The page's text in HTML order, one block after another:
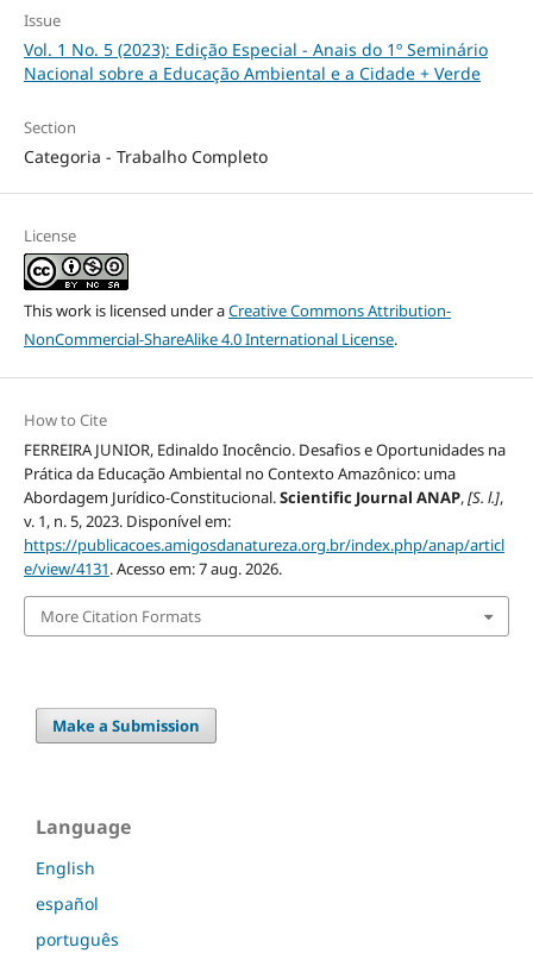
Issue
Vol. 1 No. 5 (2023): Edição Especial - Anais do 1º Seminário
Nacional sobre a Educação Ambiental e a Cidade + Verde
Section
Categoria - Trabalho Completo
License
This work is licensed under aCreative Commons Attribution-
NonCommercial-ShareAlike 4.0 International License.
How to Cite
FERREIRA JUNIOR, Edinaldo Inocêncio. Desafios e Oportunidades na
Prática da Educação Ambiental no Contexto Amazônico: uma
Abordagem Jurídico-Constitucional.Scientific Journal ANAP,[S. l.],
v. 1, n. 5, 2023. Disponível em:
https://publicacoes.amigosdanatureza.org.br/index.php/anap/articl
e/view/4131. Acesso em: 7 aug. 2026.
More Citation Formats
Make a Submission
Language
English
español
português